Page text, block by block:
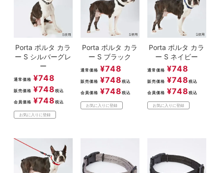
Porta ポルタ カラ
ー S シルバーグレ
ー
通常価格 ¥748
販売価格 ¥748 税込
会員価格 ¥748 税込
お気に入りに登録
Porta ポルタ カラ
ー S ブラック
通常価格 ¥748
販売価格 ¥748 税込
会員価格 ¥748 税込
お気に入りに登録
Porta ポルタ カラ
ー S ネイビー
通常価格 ¥748
販売価格 ¥748 税込
会員価格 ¥748 税込
お気に入りに登録